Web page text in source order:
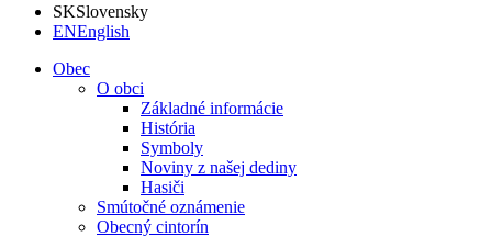
SKSlovensky
ENEnglish
Obec
O obci
Základné informácie
História
Symboly
Noviny z našej dediny
Hasiči
Smútočné oznámenie
Obecný cintorín